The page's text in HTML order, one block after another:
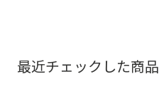
最近チェックした商品